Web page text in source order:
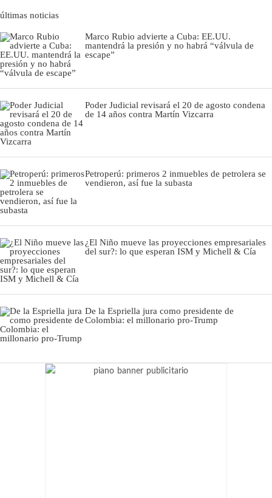
últimas noticias
Marco Rubio advierte a Cuba: EE.UU.
mantendrá la presión y no habrá “válvula de
escape”
Poder Judicial revisará el 20 de agosto condena
de 14 años contra Martín Vizcarra
Petroperú: primeros 2 inmuebles de petrolera se
vendieron, así fue la subasta
¿El Niño mueve las proyecciones empresariales
del sur?: lo que esperan ISM y Michell & Cía
De la Espriella jura como presidente de
Colombia: el millonario pro-Trump